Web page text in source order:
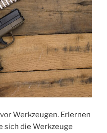
Werkzeugen. Erlernen
sich die Werkzeuge